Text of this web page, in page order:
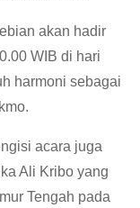
akan hadir
WIB di hari
harmoni sebagai
acara juga
Ali Kribo yang
Tengah pada